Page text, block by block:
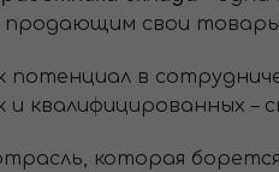
продающим свои
потенциал в
квалифицированных –
которая